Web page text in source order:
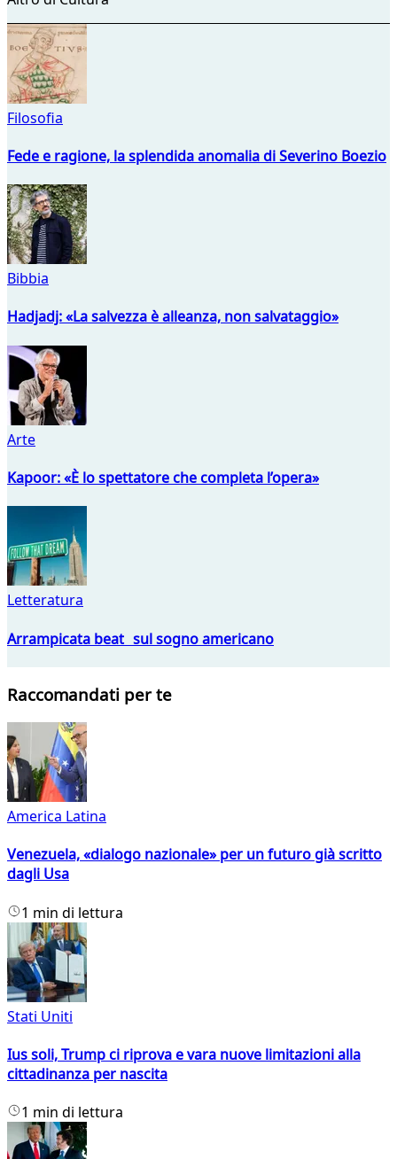
Filosofia
Fede e ragione, la splendida anomalia di Severino Boezio
Bibbia
Hadjadj: «La salvezza è alleanza, non salvataggio»
Arte
Kapoor: «È lo spettatore che completa l’opera»
Letteratura
Arrampicata beat sul sogno americano
Raccomandati per te
America Latina
Venezuela, «dialogo nazionale» per un futuro già scritto
dagli Usa
1 min di lettura
Stati Uniti
Ius soli, Trump ci riprova e vara nuove limitazioni alla
cittadinanza per nascita
1 min di lettura